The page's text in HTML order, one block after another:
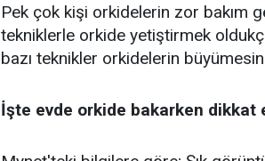
Pek çok kişi orkidelerin zor bakım
tekniklerle orkide yetiştirmek
bazı teknikler orkidelerin
İşte evde orkide bakarken dikkat